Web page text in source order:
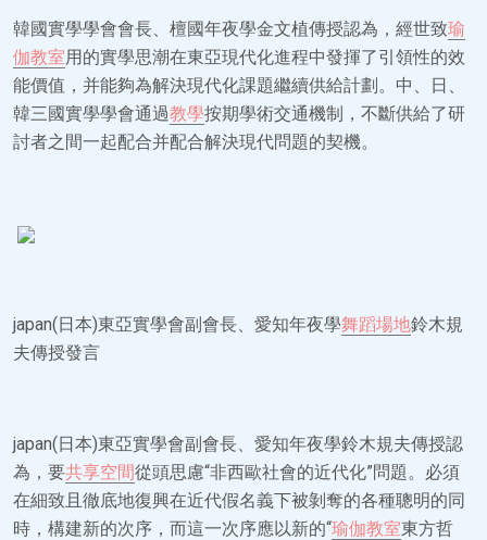
韓國實學學會會長、檀國年夜學金文植傳授認為，經世致瑜
伽教室用的實學思潮在東亞現代化進程中發揮了引領性的效
能價值，并能夠為解決現代化課題繼續供給計劃。中、日、
韓三國實學學會通過教學按期學術交通機制，不斷供給了研
討者之間一起配合并配合解決現代問題的契機。
japan(日本)東亞實學會副會長、愛知年夜學舞蹈場地鈴木規
夫傳授發言
japan(日本)東亞實學會副會長、愛知年夜學鈴木規夫傳授認
為，要共享空間從頭思慮“非西歐社會的近代化”問題。必須
在細致且徹底地復興在近代假名義下被剝奪的各種聰明的同
時，構建新的次序，而這一次序應以新的“瑜伽教室東方哲